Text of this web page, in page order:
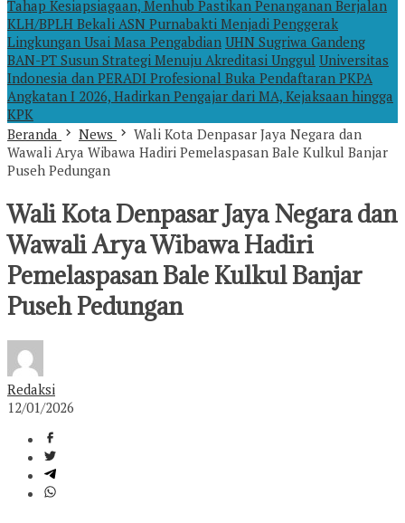
Tahap Kesiapsiagaan, Menhub Pastikan Penanganan Berjalan
KLH/BPLH Bekali ASN Purnabakti Menjadi Penggerak
Lingkungan Usai Masa Pengabdian UHN Sugriwa Gandeng
BAN-PT Susun Strategi Menuju Akreditasi Unggul Universitas
Indonesia dan PERADI Profesional Buka Pendaftaran PKPA
Angkatan I 2026, Hadirkan Pengajar dari MA, Kejaksaan hingga
KPK
Beranda
News
Wali Kota Denpasar Jaya Negara dan
Wawali Arya Wibawa Hadiri Pemelaspasan Bale Kulkul Banjar
Puseh Pedungan
Wali Kota Denpasar Jaya Negara dan
Wawali Arya Wibawa Hadiri
Pemelaspasan Bale Kulkul Banjar
Puseh Pedungan
Redaksi
12/01/2026